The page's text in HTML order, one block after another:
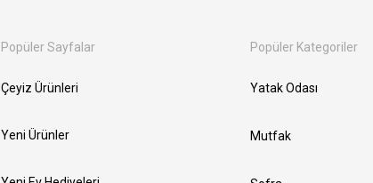
Popüler Sayfalar
Çeyiz Ürünleri
Yeni Ürünler
Popüler Kategoriler
Yatak Odası
Mutfak